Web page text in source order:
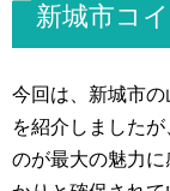
新城市コ
今回は、新城市
を紹介しました
のが最大の魅力